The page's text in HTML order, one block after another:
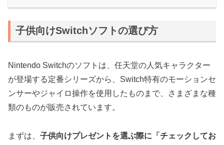
子供向けSwitchソフトの選び方
Nintendo Switchのソフトは、任天堂の人気キャラクター
が登場する定番シリーズから、Switch特有のモーションセ
ンサーやジャイロ操作を使用したものまで、さまざまな種
類のものが販売されています。
まずは、 子供向けプレゼントを選ぶ際に「チェックしてお